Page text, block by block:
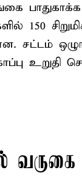
150
உறுதி
வருகை